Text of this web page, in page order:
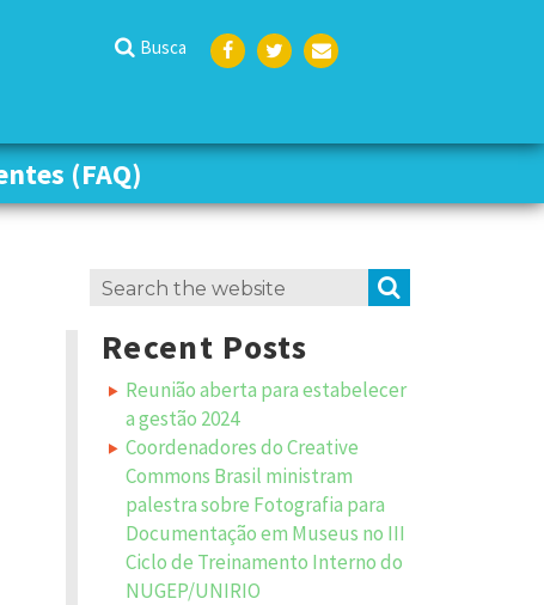
Busca
k
(FAQ)
(FAQ)
Search
Recent Posts
Reunião aberta para estabelecer
a gestão 2024
Coordenadores do Creative
Commons Brasil ministram
palestra sobre Fotografia para
Documentação em Museus no III
Ciclo de Treinamento Interno do
NUGEP/UNIRIO